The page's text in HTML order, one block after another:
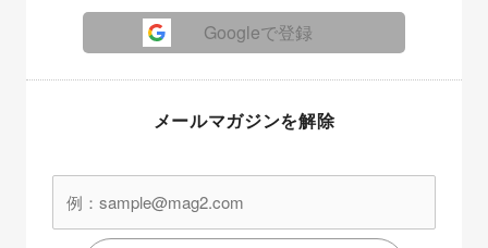
Googleで登録
メールマガジンを解除